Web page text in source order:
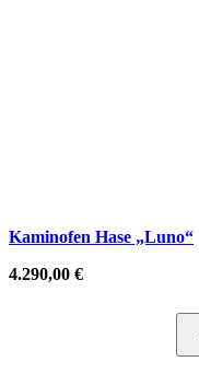
Kaminofen Hase „Luno“
4.290,00 €